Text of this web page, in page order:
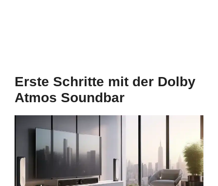
Erste Schritte mit der Dolby
Atmos Soundbar